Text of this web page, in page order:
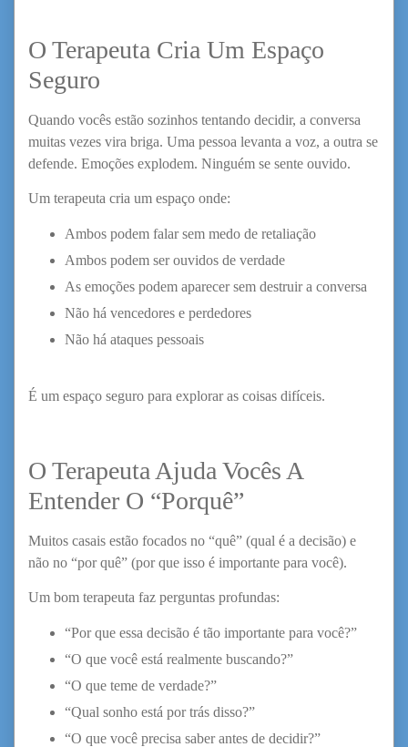
O Terapeuta Cria Um Espaço
Seguro
Quando vocês estão sozinhos tentando decidir, a conversa
muitas vezes vira briga. Uma pessoa levanta a voz, a outra se
defende. Emoções explodem. Ninguém se sente ouvido.
Um terapeuta cria um espaço onde:
Ambos podem falar sem medo de retaliação
Ambos podem ser ouvidos de verdade
As emoções podem aparecer sem destruir a conversa
Não há vencedores e perdedores
Não há ataques pessoais
É um espaço seguro para explorar as coisas difíceis.
O Terapeuta Ajuda Vocês A
Entender O “Porquê”
Muitos casais estão focados no “quê” (qual é a decisão) e
não no “por quê” (por que isso é importante para você).
Um bom terapeuta faz perguntas profundas:
“Por que essa decisão é tão importante para você?”
“O que você está realmente buscando?”
“O que teme de verdade?”
“Qual sonho está por trás disso?”
“O que você precisa saber antes de decidir?”